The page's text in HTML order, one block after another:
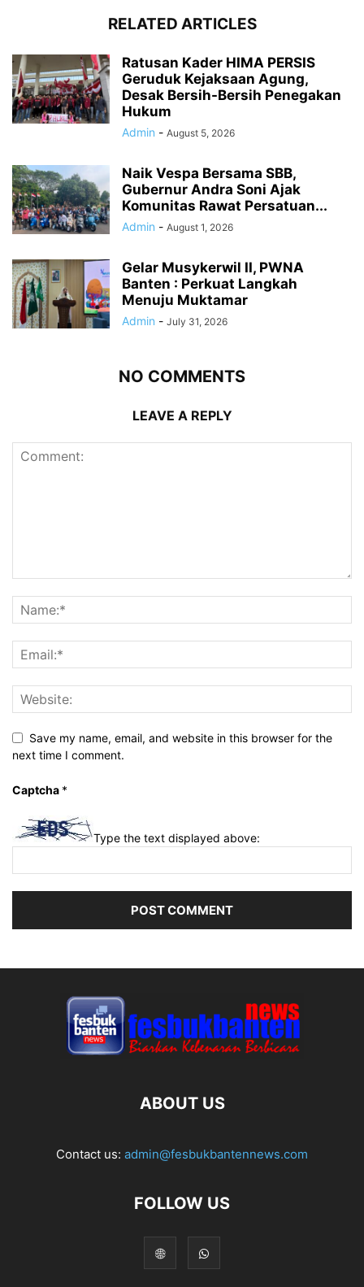
RELATED ARTICLES
Ratusan Kader HIMA PERSIS
Geruduk Kejaksaan Agung,
Desak Bersih-Bersih Penegakan
Hukum
Admin - August 5, 2026
Naik Vespa Bersama SBB,
Gubernur Andra Soni Ajak
Komunitas Rawat Persatuan...
Admin - August 1, 2026
Gelar Musykerwil II, PWNA
Banten : Perkuat Langkah
Menuju Muktamar
Admin - July 31, 2026
NO COMMENTS
LEAVE A REPLY
Save my name, email, and website in this browser for the
next time I comment.
Captcha *
Type the text displayed above:
ABOUT US
Contact us: admin@fesbukbantennews.com
FOLLOW US